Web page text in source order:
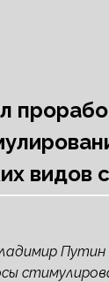
видов
Путин